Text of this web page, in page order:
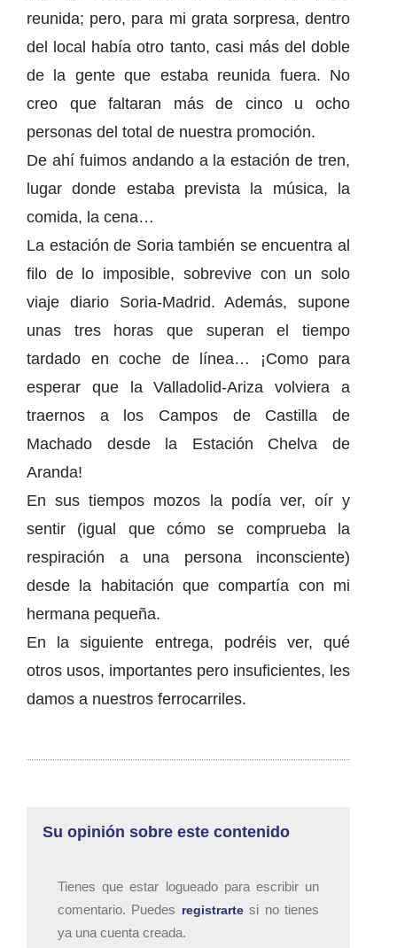
reunida; pero, para mi grata sorpresa, dentro
del local había otro tanto, casi más del doble
de la gente que estaba reunida fuera. No
creo que faltaran más de cinco u ocho
personas del total de nuestra promoción.
De ahí fuimos andando a la estación de tren,
lugar donde estaba prevista la música, la
comida, la cena…
La estación de Soria también se encuentra al
filo de lo imposible, sobrevive con un solo
viaje diario Soria-Madrid. Además, supone
unas tres horas que superan el tiempo
tardado en coche de línea… ¡Como para
esperar que la Valladolid-Ariza volviera a
traernos a los Campos de Castilla de
Machado desde la Estación Chelva de
Aranda!
En sus tiempos mozos la podía ver, oír y
sentir (igual que cómo se comprueba la
respiración a una persona inconsciente)
desde la habitación que compartía con mi
hermana pequeña.
En la siguiente entrega, podréis ver, qué
otros usos, importantes pero insuficientes, les
damos a nuestros ferrocarriles.
Su opinión sobre este contenido
Tienes que estar logueado para escribir un
comentario. Puedes registrartesi no tienes
ya una cuenta creada.